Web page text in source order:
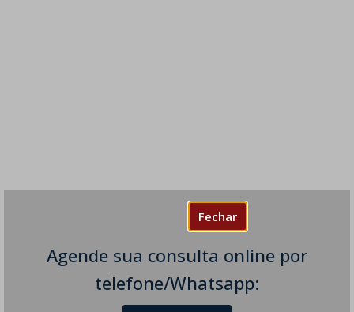
Fechar
Agende sua consulta online por
telefone/Whatsapp: